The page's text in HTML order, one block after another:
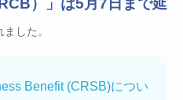
した。
Benefit (CRSB)につい